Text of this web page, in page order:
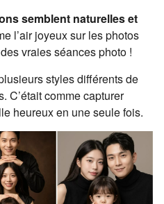
semblent naturelles et
l’air joyeux sur les photos
vraies séances photo !
styles différents de
C’était comme capturer
heureux en une seule fois.